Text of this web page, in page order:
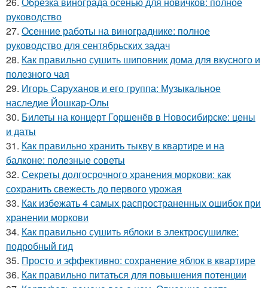
руководство
27. Осенние работы на винограднике: полное
руководство для сентябрьских задач
28. Как правильно сушить шиповник дома для вкусного и
полезного чая
29. Игорь Саруханов и его группа: Музыкальное
наследие Йошкар-Олы
30. Билеты на концерт Горшенёв в Новосибирске: цены
и даты
31. Как правильно хранить тыкву в квартире и на
балконе: полезные советы
32. Секреты долгосрочного хранения моркови: как
сохранить свежесть до первого урожая
33. Как избежать 4 самых распространенных ошибок при
хранении моркови
34. Как правильно сушить яблоки в электросушилке:
подробный гид
35. Просто и эффективно: сохранение яблок в квартире
36. Как правильно питаться для повышения потенции